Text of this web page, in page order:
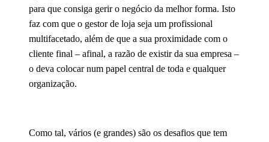
para que consiga gerir o negócio da melhor forma. Isto
faz com que o gestor de loja seja um profissional
multifacetado, além de que a sua proximidade com o
cliente final – afinal, a razão de existir da sua empresa –
o deva colocar num papel central de toda e qualquer
organização.
Como tal, vários (e grandes) são os desafios que tem